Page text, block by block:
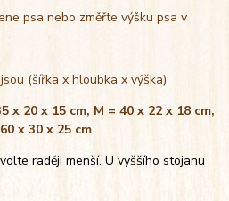
psa nebo změřte výšku psa v
(šířka x hloubka x výška)
x 20 x 15 cm, M = 40 x 22 x 18 cm,
x 30 x 25 cm
raději menší. U vyššího stojanu